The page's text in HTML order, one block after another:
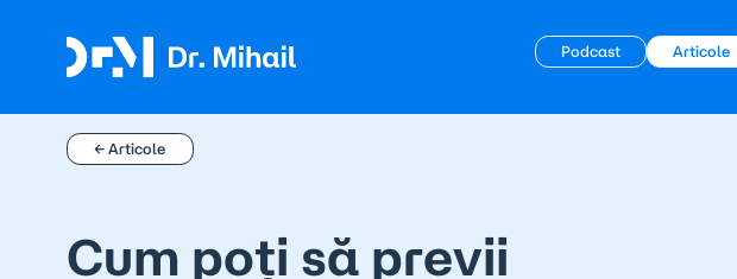
content
Podcast Articole
← Articole
Cum poți să previi